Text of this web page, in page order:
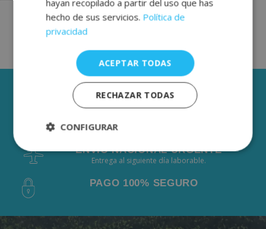
3 AÑOS DE GARANTÍA
De 2 a 3 días laborables.
ENVÍO NACIONAL URGENTE
Entrega al siguiente día laborable.
PAGO 100% SEGURO
hayan recopilado a partir del uso que has
hecho de sus servicios. Política de
privacidad
ACEPTAR TODAS
RECHAZAR TODAS
CONFIGURAR
Estrictamente
necesarias
Rendimiento